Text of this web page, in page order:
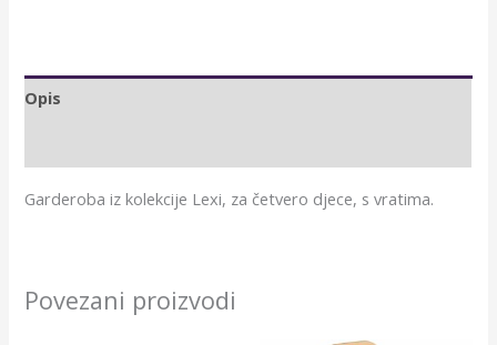
Opis
Garderoba iz kolekcije Lexi, za četvero djece, s vratima.
Povezani proizvodi